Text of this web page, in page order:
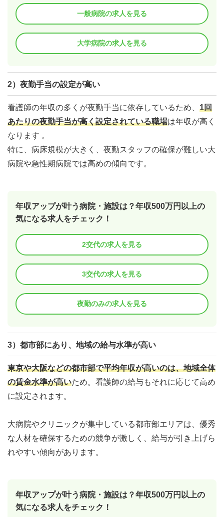
一般病院の求人を見る
大学病院の求人を見る
2）夜勤手当の設定が高い
看護師の年収の多くが夜勤手当に依存しているため、 1回
あたりの夜勤手当が高く設定されている職場は年収が高く
なります 。
特に、病床規模が大きく、夜勤スタッフの確保が難しい大
病院や急性期病院では高めの傾向です。
年収アップが叶う病院・施設は？年収500万円以上の
気になる求人をチェック！
2交代の求人を見る
3交代の求人を見る
夜勤のみの求人を見る
3）都市部にあり、地域の給与水準が高い
東京や大阪などの都市部で平均年収が高いのは、地域全体
の賃金水準が高いため。看護師の給与もそれに応じて高め
に設定されます。
大病院やクリニックが集中している都市部エリアは、優秀
な人材を確保するための競争が激しく、給与が引き上げら
れやすい傾向があります。
年収アップが叶う病院・施設は？年収500万円以上の
気になる求人をチェック！